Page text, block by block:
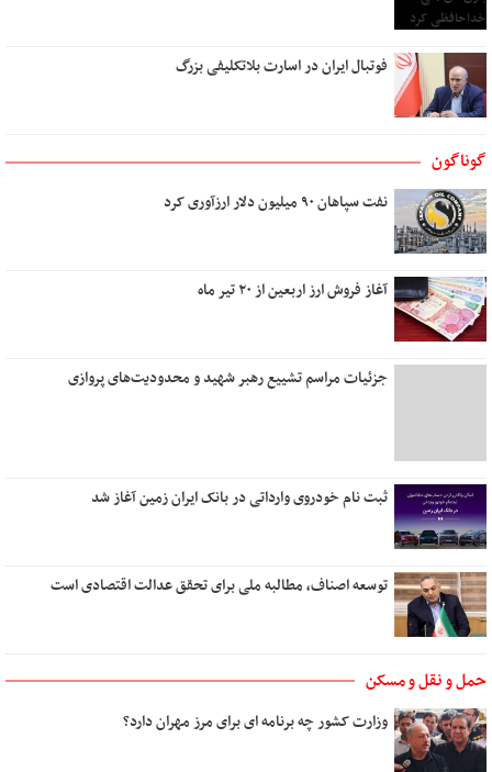
نیمه مرطوب ماه
میوه های آرزو رسیدنی است
ایستگاه استجابت دعا
به باغ همسفران
اگر عاشق کسی دیگر شوم
بوی تو
تو در کنج خانه و من رو به راهی دور
دوست داشتن
آب
نخستین نگاه
تو نیستی که ببینی
من و تو، درخت و بارون
زیبا
دل روشنی دارم ای عشق
فوتبال ایران در اسارت بلاتکلیفی بزرگ
گوناگون
نفت سپاهان ۹۰ میلیون دلار ارزآوری کرد
آغاز فروش ارز اربعین از ۲۰ تیر ماه
جزئیات مراسم تشییع رهبر شهید و محدودیت‌های پروازی
ثبت نام خودروی وارداتی در بانک ایران زمین آغاز شد
توسعه اصناف، مطالبه ملی برای تحقق عدالت اقتصادی است
حمل و نقل و مسکن
وزارت کشور چه برنامه ای برای مرز مهران دارد؟